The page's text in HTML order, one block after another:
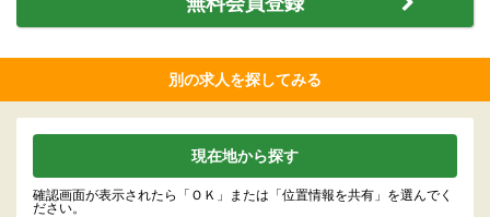
別の求人を探してみる
現在地から探す
確認画面が表示されたら「ＯＫ」または「位置情報を共有」を選んでく
ださい。